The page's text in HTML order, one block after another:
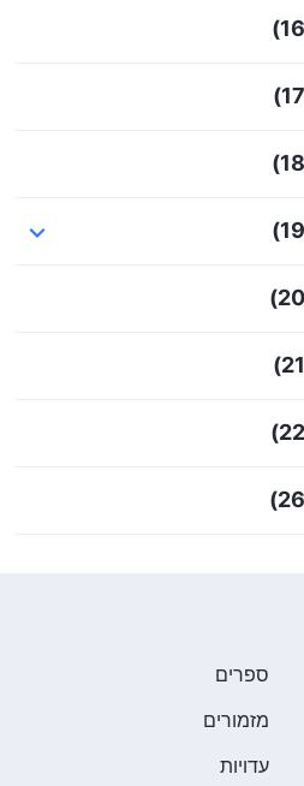
ספרים
מזמורים
עדויות